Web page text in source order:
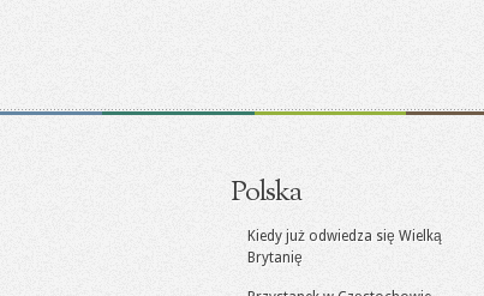
Polska
Kiedy już odwiedza się Wielką
Brytanię